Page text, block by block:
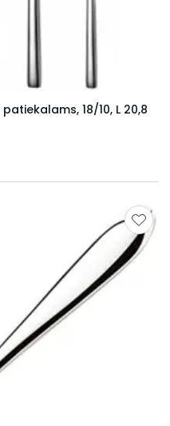
18/10, L 20,8